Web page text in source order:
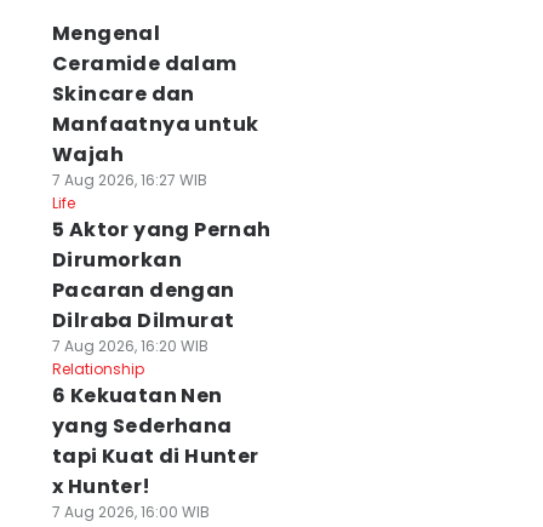
Mengenal
Ceramide dalam
Skincare dan
Manfaatnya untuk
Wajah
7 Aug 2026, 16:27 WIB
Life
5 Aktor yang Pernah
Dirumorkan
Pacaran dengan
Dilraba Dilmurat
7 Aug 2026, 16:20 WIB
Relationship
6 Kekuatan Nen
yang Sederhana
tapi Kuat di Hunter
x Hunter!
7 Aug 2026, 16:00 WIB